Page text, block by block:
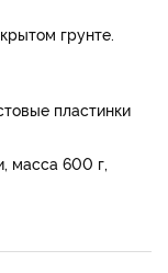
грунте.
пластинки
масса 600 г,